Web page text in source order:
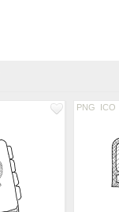
PNG ICO